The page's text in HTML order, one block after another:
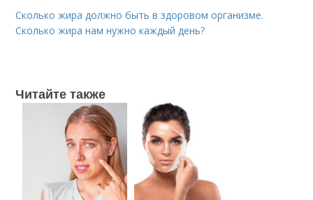
Сколько жира должно быть в здоровом организме.
Сколько жира нам нужно каждый день?
Читайте также